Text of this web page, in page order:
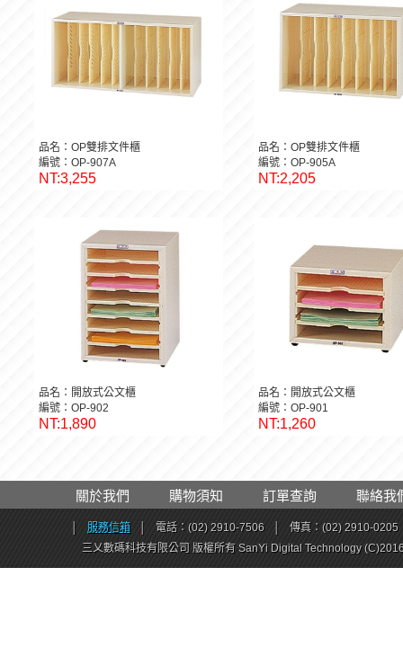
品名：OP雙排文件櫃
編號：OP-907A
NT:3,255
品名：OP雙排文件櫃
編號：OP-905A
NT:2,205
品名：開放式公文櫃
編號：OP-902
NT:1,890
品名：開放式公文櫃
編號：OP-901
NT:1,260
關於我們 購物須知 訂單查詢 聯絡我
服務信箱 電話：(02) 2910-7506
傳真：(02) 2910-0205
三乂數碼科技有限公司 版權所有 SanYi Digital Technology